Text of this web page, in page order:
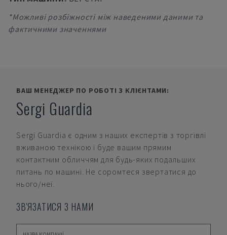
*Можливі розбіжності між наведеними даними та
фактичними значеннями
ВАШ МЕНЕДЖЕР ПО РОБОТІ З КЛІЄНТАМИ:
Sergi Guardia
Sergi Guardia є одним з наших експертів з торгівлі
вживаною технікою і буде вашим прямим
контактним обличчям для будь-яких подальших
питань по машині. Не соромтеся звертатися до
нього/неї.
ЗВ'ЯЗАТИСЯ З НАМИ